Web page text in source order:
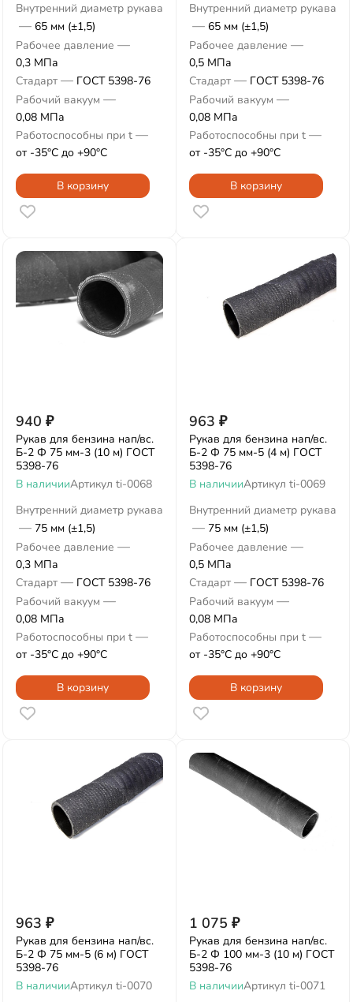
Внутренний диаметр рукава
— 65 мм (±1,5)
Рабочее давление —
0,3 МПа
Стадарт — ГОСТ 5398-76
Рабочий вакуум —
0,08 МПа
Работоспособны при t —
от -35°С до +90°С
В корзину
Внутренний диаметр рукава
— 65 мм (±1,5)
Рабочее давление —
0,5 МПа
Стадарт — ГОСТ 5398-76
Рабочий вакуум —
0,08 МПа
Работоспособны при t —
от -35°С до +90°С
В корзину
940 ₽
Рукав для бензина нап/вс.
Б-2 Ф 75 мм-3 (10 м) ГОСТ
5398-76
В наличииАртикул ti-0068
Внутренний диаметр рукава
— 75 мм (±1,5)
Рабочее давление —
0,3 МПа
Стадарт — ГОСТ 5398-76
Рабочий вакуум —
0,08 МПа
Работоспособны при t —
от -35°С до +90°С
В корзину
963 ₽
Рукав для бензина нап/вс.
Б-2 Ф 75 мм-5 (4 м) ГОСТ
5398-76
В наличииАртикул ti-0069
Внутренний диаметр рукава
— 75 мм (±1,5)
Рабочее давление —
0,5 МПа
Стадарт — ГОСТ 5398-76
Рабочий вакуум —
0,08 МПа
Работоспособны при t —
от -35°С до +90°С
В корзину
963 ₽
Рукав для бензина нап/вс.
Б-2 Ф 75 мм-5 (6 м) ГОСТ
5398-76
В наличииАртикул ti-0070
1 075 ₽
Рукав для бензина нап/вс.
Б-2 Ф 100 мм-3 (10 м) ГОСТ
5398-76
В наличииАртикул ti-0071